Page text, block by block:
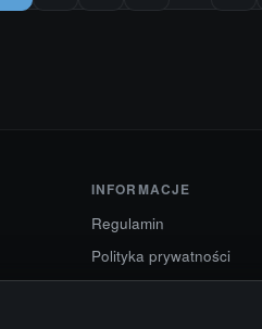
INFORMACJE
Regulamin
Polityka prywatności
Deklaracja dostępności